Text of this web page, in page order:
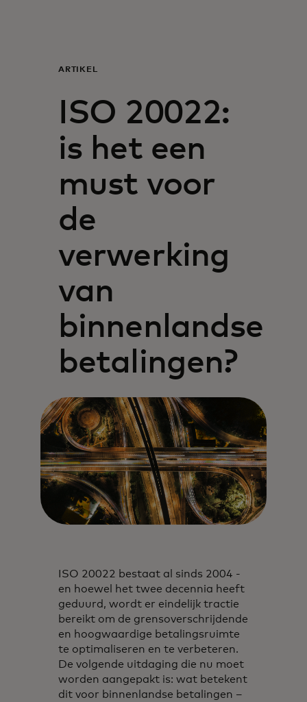
Voor bedrijven
Voor de wereld
Voor innovators
Nieuws en trends
ARTIKEL
ISO 20022:
is het een
must voor
de
verwerking
van
binnenlandse
betalingen?
ISO 20022 bestaat al sinds 2004 -
en hoewel het twee decennia heeft
geduurd, wordt er eindelijk tractie
bereikt om de grensoverschrijdende
en hoogwaardige betalingsruimte
te optimaliseren en te verbeteren.
De volgende uitdaging die nu moet
worden aangepakt is: wat betekent
dit voor binnenlandse betalingen –